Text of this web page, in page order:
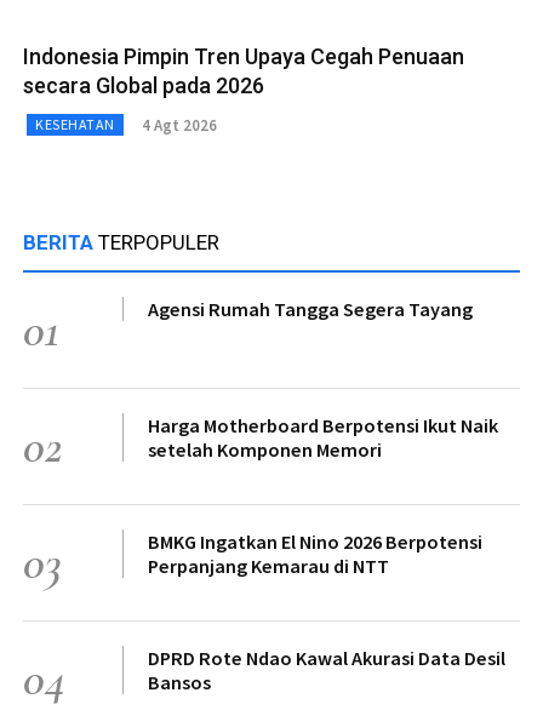
Indonesia Pimpin Tren Upaya Cegah Penuaan
secara Global pada 2026
KESEHATAN 4 Agt 2026
BERITA TERPOPULER
01 Agensi Rumah Tangga Segera Tayang
02
Harga Motherboard Berpotensi Ikut Naik
setelah Komponen Memori
03
BMKG Ingatkan El Nino 2026 Berpotensi
Perpanjang Kemarau di NTT
04
DPRD Rote Ndao Kawal Akurasi Data Desil
Bansos